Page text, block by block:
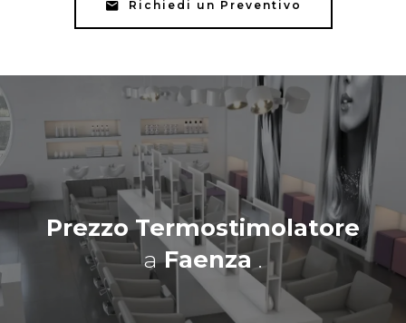
Richiedi un Preventivo
Prezzo Termostimolatore
aFaenza.